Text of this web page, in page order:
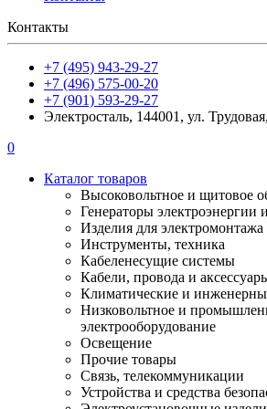
Контакты
+7 (495) 943-29-27
+7 (496) 575-00-20
+7 (901) 593-29-27
Электросталь, 144001, ул.
0
Каталог товаров
Высоковольтное и щитовое
Генераторы электроэнергии
Изделия для электромонтажа
Инструменты, техника
Кабеленесущие системы
Кабели, провода и
Климатические и
Низковольтное и
электрооборудование
Освещение
Прочие товары
Связь, телекоммуникации
Устройства и средства